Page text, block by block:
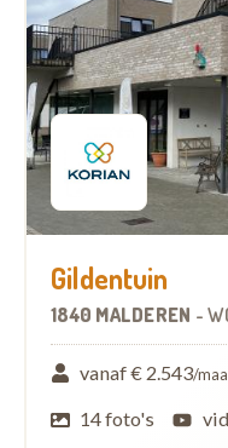
Gildentuin
1840 MALDEREN -
vanaf € 2.543/
14 foto's